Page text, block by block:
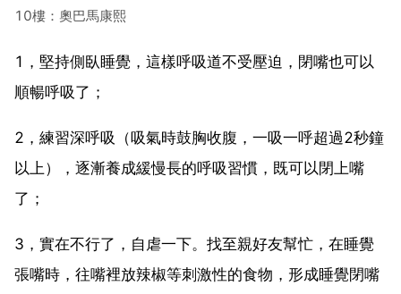
10樓：奧巴馬康熙
1，堅持側臥睡覺，這樣呼吸道不受壓迫，閉嘴也可以
順暢呼吸了；
2，練習深呼吸（吸氣時鼓胸收腹，一吸一呼超過2秒鐘
以上），逐漸養成緩慢長的呼吸習慣，既可以閉上嘴
了；
3，實在不行了，自虐一下。找至親好友幫忙，在睡覺
張嘴時，往嘴裡放辣椒等刺激性的食物，形成睡覺閉嘴